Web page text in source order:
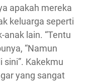
apakah mereka
keluarga seperti
lain. “Tentu
“Namun
sini”. Kakekmu
yang sangat